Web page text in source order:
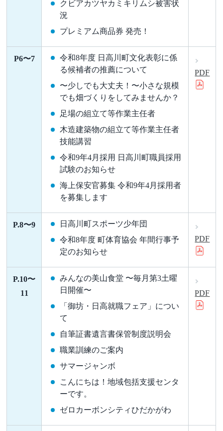
クビアカツヤカミキリムシ被害状
況
プレミアム商品券 発売！
P6〜7
令和8年度 日高川町文化表彰に係
る候補者の推薦について
〜少しでも大丈夫！〜小さな規模
でも畑づくりをしてみませんか？
足場の組立て等作業主任者
木造建築物の組立て等作業主任者
技能講習
令和9年4月採用 日高川町職員採用
試験のお知らせ
海上保安官募集 令和9年4月採用者
を募集します
PDF
P.8〜9
日高川町スポーツ少年団
令和8年度 町体育協会 年間行事予
定のお知らせ
PDF
P.10〜
11
みんなの美山食堂 〜毎月第3土曜
日開催〜
「御坊・日高就職フェア」につい
て
自筆証書遺言書保管制度説明会
職業訓練のご案内
サマージャンボ
こんにちは！地域包括支援センタ
ーです。
ゼロカーボンシティひだかがわ
PDF